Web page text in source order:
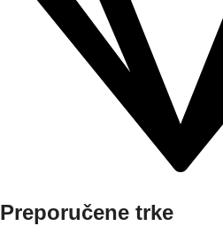
Preporučene trke